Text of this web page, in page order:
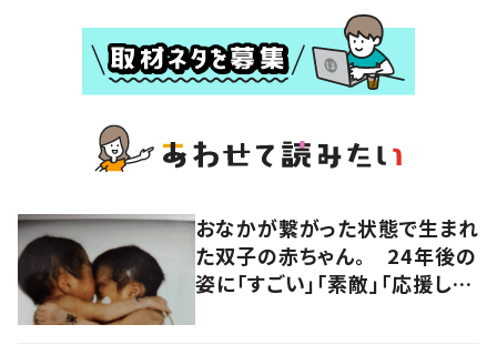
おなかが繋がった状態で生まれ
た双子の赤ちゃん。 24年後の
姿に「すごい」「素敵」「応援して